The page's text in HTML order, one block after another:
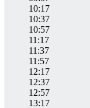
10:17
10:37
10:57
11:17
11:37
11:57
12:17
12:37
12:57
13:17